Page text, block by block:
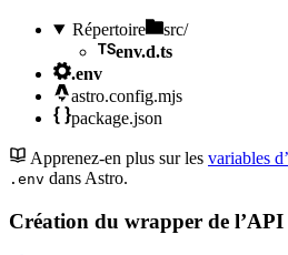
Répertoire
src/
env.d.ts
.env
astro.config.mjs
package.json
Apprenez-en plus sur les variables
.env dans Astro.
Création du wrapper de l’API